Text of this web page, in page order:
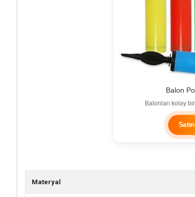
Balon
Balonları kolay
Materyal